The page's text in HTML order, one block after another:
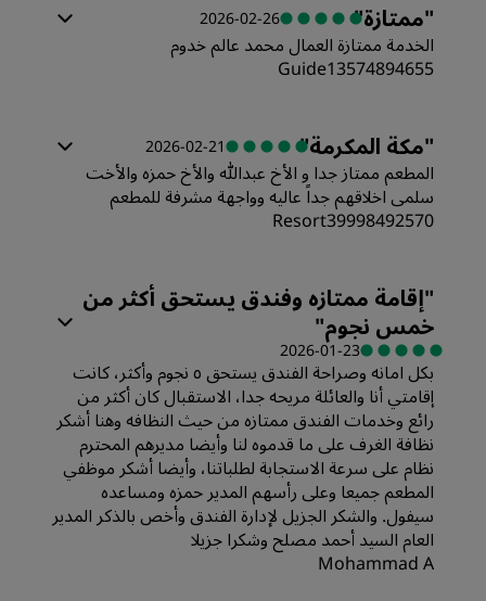
القيمة
جودة أماكن النوم
الموقع
الخدمة
"ممتازة"
2026-02-26
الخدمة ممتازة العمال محمد عالم خدوم
Guide13574894655
القيمة
الموقع
النظافة
الخدمة
"مكة المكرمة"
2026-02-21
المطعم ممتاز جدا و الأخ عبدالله والأخ حمزه والأخت
سلمى اخلاقهم جداً عاليه وواجهة مشرفة للمطعم
Resort39998492570
القيمة
جودة أماكن النوم
الموقع
النظافة
"إقامة ممتازه وفندق يستحق أكثر من
خمس نجوم"
2026-01-23
بكل امانه وصراحة الفندق يستحق ٥ نجوم وأكثر، كانت
إقامتي أنا والعائلة مريحه جدا، الاستقبال كان أكثر من
رائع وخدمات الفندق ممتازه من حيث النظافه وهنا أشكر
نظافة الغرف على ما قدموه لنا وأيضا مديرهم المحترم
نظام على سرعة الاستجابة لطلباتنا، وأيضا أشكر موظفي
المطعم جميعا وعلى رأسهم المدير حمزه ومساعده
سيفول. والشكر الجزيل لإدارة الفندق وأخص بالذكر المدير
العام السيد أحمد مصلح وشكرا جزيلا
Mohammad A